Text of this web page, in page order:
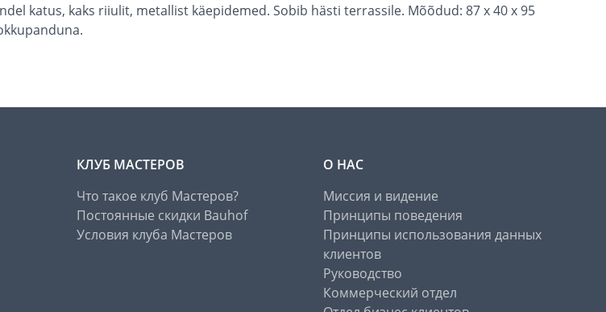
katus, kaks riiulit, metallist käepidemed. Sobib hästi terrassile. Mõõdud: 87 x 40 x 95
КЛУБ МАСТЕРОВ
Что такое клуб Мастеров?
Постоянные скидки Bauhof
Условия клуба Мастеров
О НАС
Миссия и видение
Принципы поведения
Принципы использования данных
клиентов
Руководство
Коммерческий отдел